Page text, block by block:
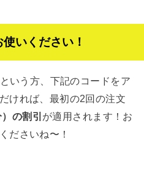
いください！
いう方、下記のコードをア
ければ、最初の2回の注文
の割引 が適用されます！お
ださいね〜！